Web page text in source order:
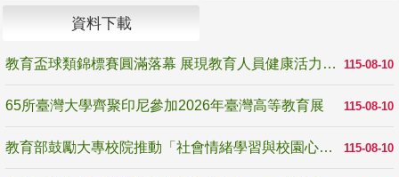
資料下載
115-08-10
教育盃球類錦標賽圓滿落幕 展現教育人員健康活力與團隊精神
115-08-10
65所臺灣大學齊聚印尼參加2026年臺灣高等教育展
115-08-10
教育部鼓勵大專校院推動「社會情緒學習與校園心理健康促進計畫」 培育校園「心」韌性